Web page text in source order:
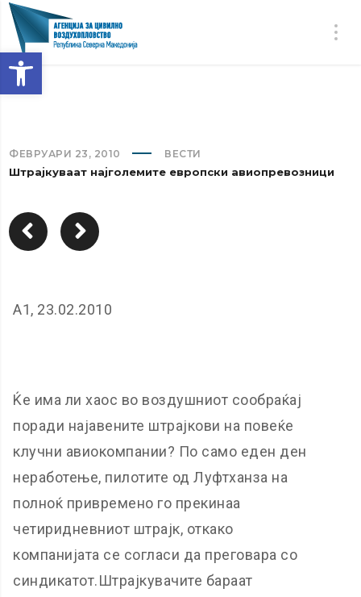
Open toolbar
ФЕВРУАРИ 23, 2010 ВЕСТИ
Штрајкуваат најголемите европски авиопревозници
А1, 23.02.2010
Ќе има ли хаос во воздушниот сообраќај
поради најавените штрајкови на повеќе
клучни авиокомпании? По само еден ден
неработење, пилотите од Луфтханза на
полноќ привремено го прекинаа
четиридневниот штрајк, откако
компанијата се согласи да преговара со
синдикатот.Штрајкувачите бараат